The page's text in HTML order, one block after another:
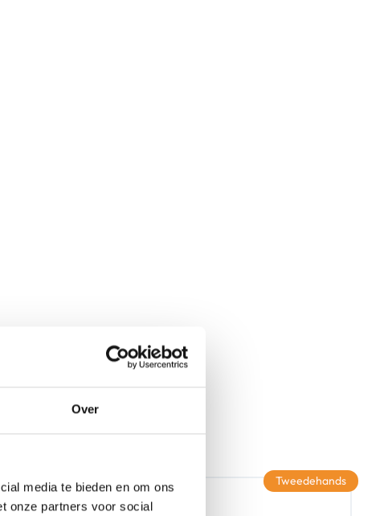
Over
media te bieden en om ons
onze partners voor social
Tweedehands